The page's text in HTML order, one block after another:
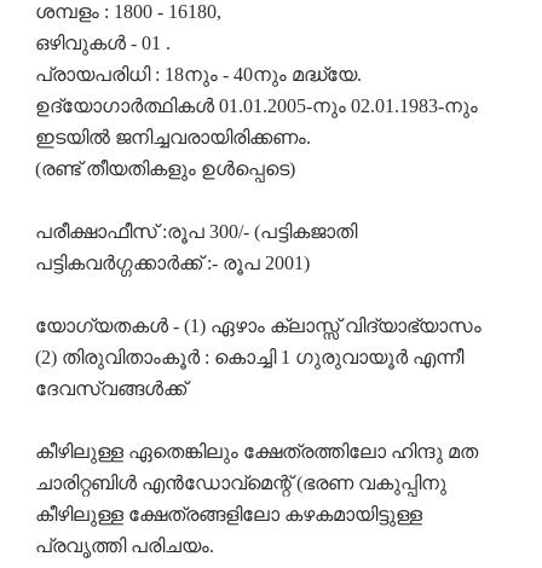
ശമ്പളം : 1800 - 16180,
ഒഴിവുകൾ - 01 .
പ്രായപരിധി : 18നും - 40നും മദ്ധ്യേ.
ഉദ്യോഗാർത്ഥികൾ 01.01.2005-നും 02.01.1983-നും
ഇടയിൽ ജനിച്ചവരായിരിക്കണം.
(രണ്ട് തീയതികളും ഉൾപ്പെടെ)
പരീക്ഷാഫീസ് :രൂപ 300/- (പട്ടികജാതി
പട്ടികവർഗ്ഗക്കാർക്ക് :- രൂപ 2001)
യോഗ്യതകൾ - (1) ഏഴാം ക്ലാസ്സ് വിദ്യാഭ്യാസം
(2) തിരുവിതാംകൂർ : കൊച്ചി 1 ഗുരുവായൂർ എന്നീ
ദേവസ്വങ്ങൾക്ക്
കീഴിലുള്ള ഏതെങ്കിലും ക്ഷേത്രത്തിലോ ഹിന്ദു മത
ചാരിറ്റബിൾ എൻഡോവ്മെന്റ് (ഭരണ വകുപ്പിനു
കീഴിലുള്ള ക്ഷേത്രങ്ങളിലോ കഴകമായിട്ടുള്ള
പ്രവൃത്തി പരിചയം.